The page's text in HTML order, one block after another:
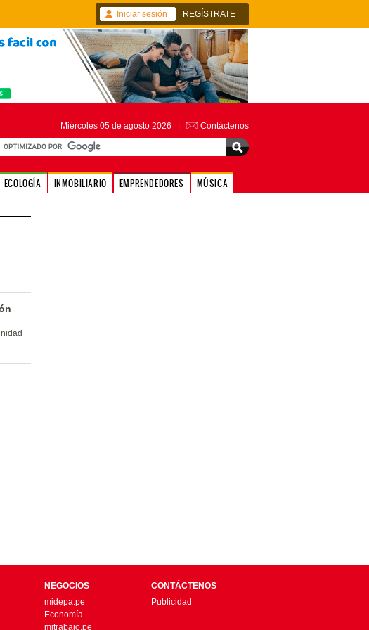
Iniciar sesión REGÍSTRATE
Miércoles 05 de agosto 2026 | Contáctenos
ECOLOGÍA INMOBILIARIO EMPRENDEDORES MÚSICA
NEGOCIOS
midepa.pe
Economía
mitrabajo.pe
CONTÁCTENOS
Publicidad